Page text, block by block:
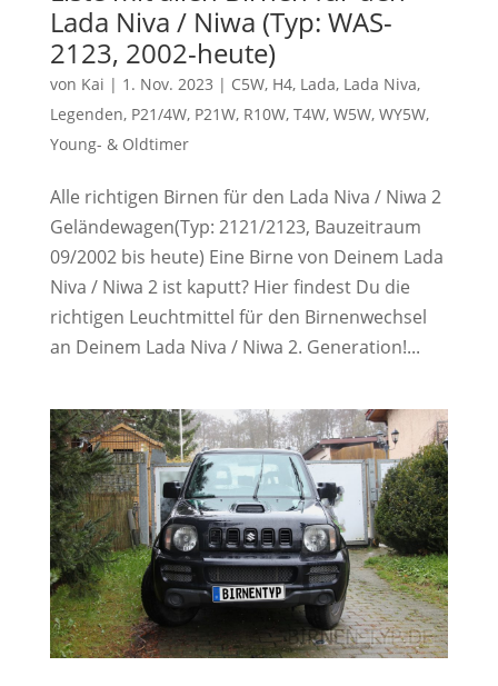
Lada Niva / Niwa (Typ: WAS-
2123, 2002-heute)
von Kai | 1. Nov. 2023 | C5W, H4, Lada, Lada Niva,
Legenden, P21/4W, P21W, R10W, T4W, W5W, WY5W,
Young- & Oldtimer
Alle richtigen Birnen für den Lada Niva / Niwa 2
Geländewagen(Typ: 2121/2123, Bauzeitraum
09/2002 bis heute) Eine Birne von Deinem Lada
Niva / Niwa 2 ist kaputt? Hier findest Du die
richtigen Leuchtmittel für den Birnenwechsel
an Deinem Lada Niva / Niwa 2. Generation!...